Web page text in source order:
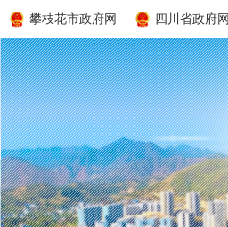
攀枝花市政府网 四川省政府网